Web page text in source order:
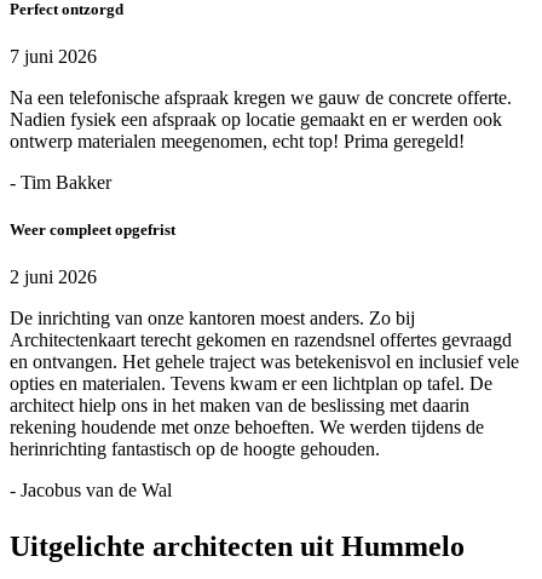
Perfect ontzorgd
7 juni 2026
Na een telefonische afspraak kregen we gauw de concrete offerte.
Nadien fysiek een afspraak op locatie gemaakt en er werden ook
ontwerp materialen meegenomen, echt top! Prima geregeld!
- Tim Bakker
Weer compleet opgefrist
2 juni 2026
De inrichting van onze kantoren moest anders. Zo bij
Architectenkaart terecht gekomen en razendsnel offertes gevraagd
en ontvangen. Het gehele traject was betekenisvol en inclusief vele
opties en materialen. Tevens kwam er een lichtplan op tafel. De
architect hielp ons in het maken van de beslissing met daarin
rekening houdende met onze behoeften. We werden tijdens de
herinrichting fantastisch op de hoogte gehouden.
- Jacobus van de Wal
Uitgelichte architecten uit Hummelo